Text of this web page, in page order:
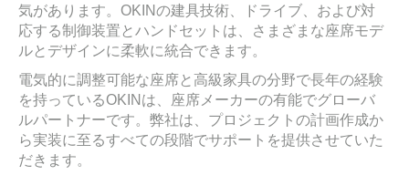
気があります。OKINの建具技術、ドライブ、および対
応する制御装置とハンドセットは、さまざまな座席モデ
ルとデザインに柔軟に統合できます。
電気的に調整可能な座席と高級家具の分野で長年の経験
を持っているOKINは、座席メーカーの有能でグローバ
ルパートナーです。弊社は、プロジェクトの計画作成か
ら実装に至るすべての段階でサポートを提供させていた
だきます。